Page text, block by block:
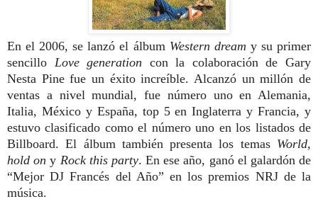
En el 2006, se lanzó el álbum Western dream y su primer
sencillo Love generation con la colaboración de Gary
Nesta Pine fue un éxito increíble. Alcanzó un millón de
ventas a nivel mundial, fue número uno en Alemania,
Italia, México y España, top 5 en Inglaterra y Francia, y
estuvo clasificado como el número uno en los listados de
Billboard. El álbum también presenta los temas World,
hold on y Rock this party. En ese año, ganó el galardón de
“Mejor DJ Francés del Año” en los premios NRJ de la
música.